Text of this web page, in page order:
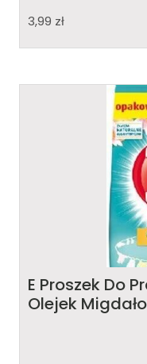
3,99 zł
E Proszek Do
Olejek